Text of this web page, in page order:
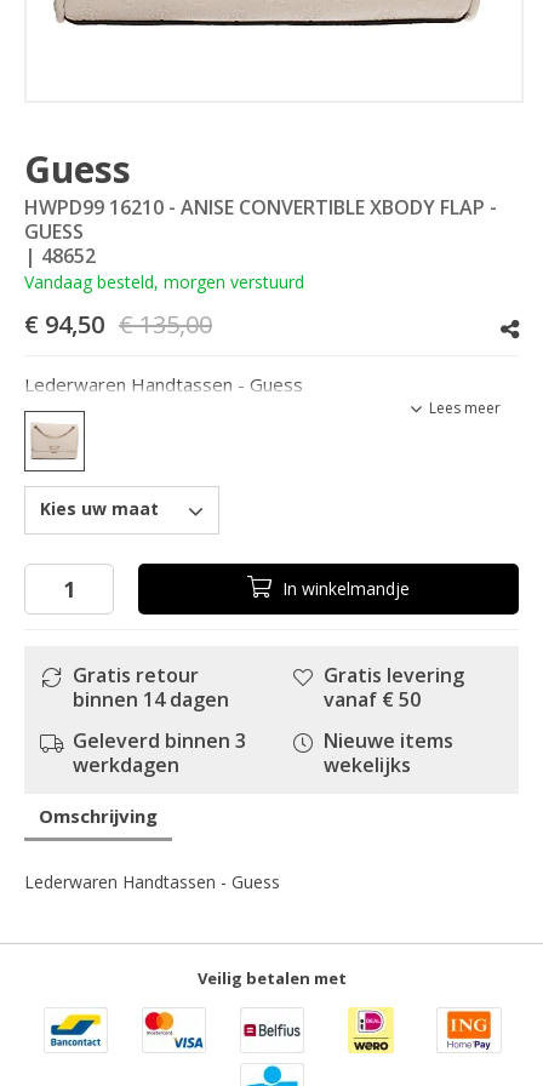
Guess
HWPD99 16210 - ANISE CONVERTIBLE XBODY FLAP -
GUESS
| 48652
Vandaag besteld, morgen verstuurd
€ 135,00
€ 94,50
Lederwaren Handtassen - Guess
Lees meer
Kies uw maat
In winkelmandje
Gratis retour
binnen 14 dagen
Geleverd binnen 3
werkdagen
Gratis levering
vanaf € 50
Nieuwe items
wekelijks
Omschrijving
Lederwaren Handtassen - Guess
Veilig betalen met